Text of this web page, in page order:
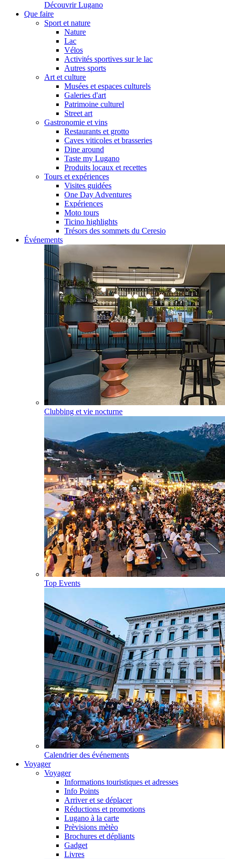
Découvrir Lugano
Que faire
Sport et nature
Nature
Lac
Vélos
Activités sportives sur le lac
Autres sports
Art et culture
Musées et espaces culturels
Galeries d'art
Patrimoine culturel
Street art
Gastronomie et vins
Restaurants et grotto
Caves viticoles et brasseries
Dine around
Taste my Lugano
Produits locaux et recettes
Tours et expériences
Visites guidées
One Day Adventures
Expériences
Moto tours
Ticino highlights
Trésors des sommets du Ceresio
Événements
Clubbing et vie nocturne
Top Events
Calendrier des événements
Voyager
Voyager
Informations touristiques et adresses
Info Points
Arriver et se déplacer
Réductions et promotions
Lugano à la carte
Prèvisions mètèo
Brochures et dépliants
Gadget
Livres